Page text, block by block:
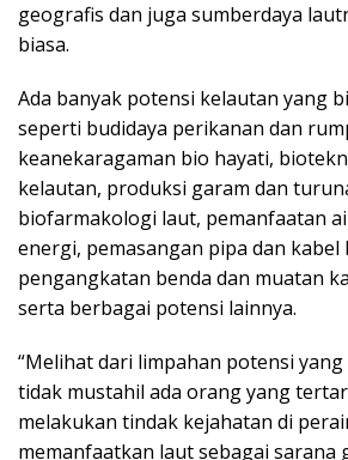
geografis dan juga sumberdaya
biasa.
Ada banyak potensi kelautan yang
seperti budidaya perikanan dan
keanekaragaman bio hayati,
kelautan, produksi garam dan
biofarmakologi laut, pemanfaatan
energi, pemasangan pipa dan kabel
pengangkatan benda dan muatan
serta berbagai potensi lainnya.
“Melihat dari limpahan potensi
tidak mustahil ada orang yang
melakukan tindak kejahatan di
memanfaatkan laut sebagai sarana